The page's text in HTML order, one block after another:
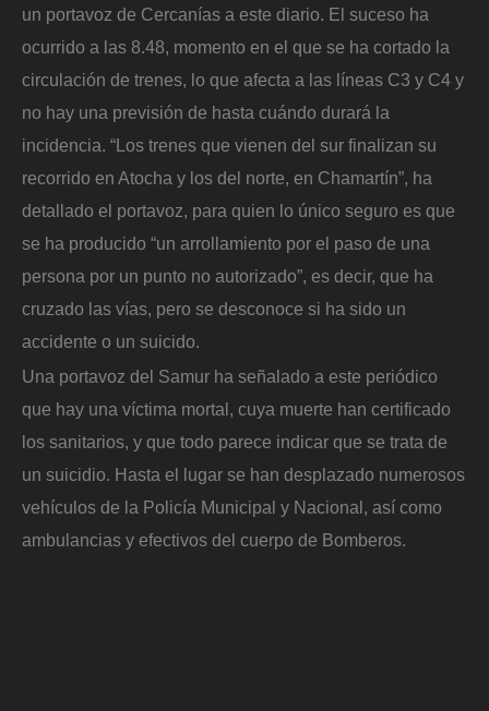
un portavoz de Cercanías a este diario. El suceso ha
ocurrido a las 8.48, momento en el que se ha cortado la
circulación de trenes, lo que afecta a las líneas C3 y C4 y
no hay una previsión de hasta cuándo durará la
incidencia. “Los trenes que vienen del sur finalizan su
recorrido en Atocha y los del norte, en Chamartín”, ha
detallado el portavoz, para quien lo único seguro es que
se ha producido “un arrollamiento por el paso de una
persona por un punto no autorizado”, es decir, que ha
cruzado las vías, pero se desconoce si ha sido un
accidente o un suicido.
Una portavoz del Samur ha señalado a este periódico
que hay una víctima mortal, cuya muerte han certificado
los sanitarios, y que todo parece indicar que se trata de
un suicidio. Hasta el lugar se han desplazado numerosos
vehículos de la Policía Municipal y Nacional, así como
ambulancias y efectivos del cuerpo de Bomberos.